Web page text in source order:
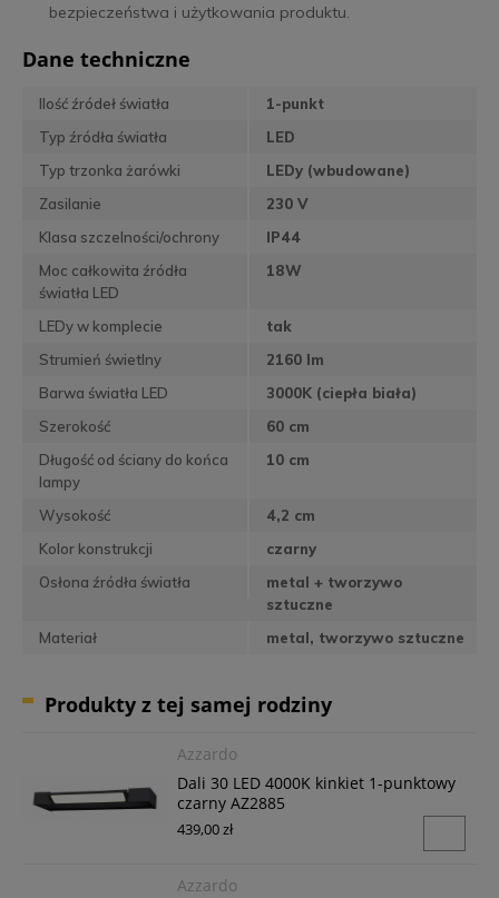
bezpieczeństwa i użytkowania produktu.
Dane techniczne
Ilość źródeł światła
1-punkt
Typ źródła światła
LED
Typ trzonka żarówki
LEDy (wbudowane)
Zasilanie
230 V
Klasa szczelności/ochrony
IP44
Moc całkowita źródła
światła LED
18W
LEDy w komplecie
tak
Strumień świetlny
2160 lm
Barwa światła LED
3000K (ciepła biała)
Szerokość
60 cm
Długość od ściany do końca
lampy
10 cm
Wysokość
4,2 cm
Kolor konstrukcji
czarny
Osłona źródła światła
metal + tworzywo
sztuczne
Materiał
metal, tworzywo sztuczne
Produkty z tej samej rodziny
Azzardo
Dali 30 LED 4000K kinkiet 1-punktowy
czarny AZ2885
439,00 zł
Azzardo